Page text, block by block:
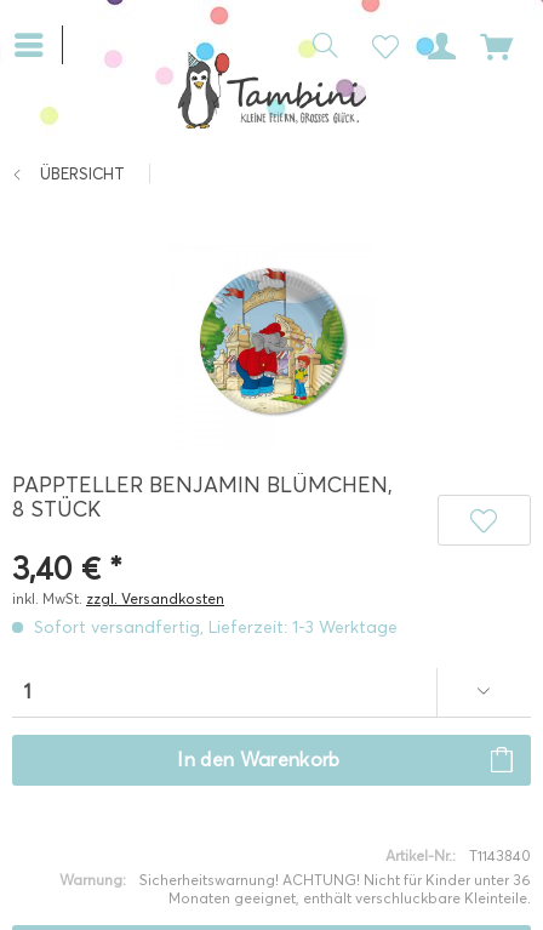
ÜBERSICHT
PAPPTELLER BENJAMIN BLÜMCHEN,
8 STÜCK
3,40 € *
inkl. MwSt. zzgl. Versandkosten
Sofort versandfertig, Lieferzeit: 1-3 Werktage
In den Warenkorb
Artikel-Nr.:
T1143840
Warnung:
Sicherheitswarnung! ACHTUNG! Nicht für Kinder unter 36
Monaten geeignet, enthält verschluckbare Kleinteile.